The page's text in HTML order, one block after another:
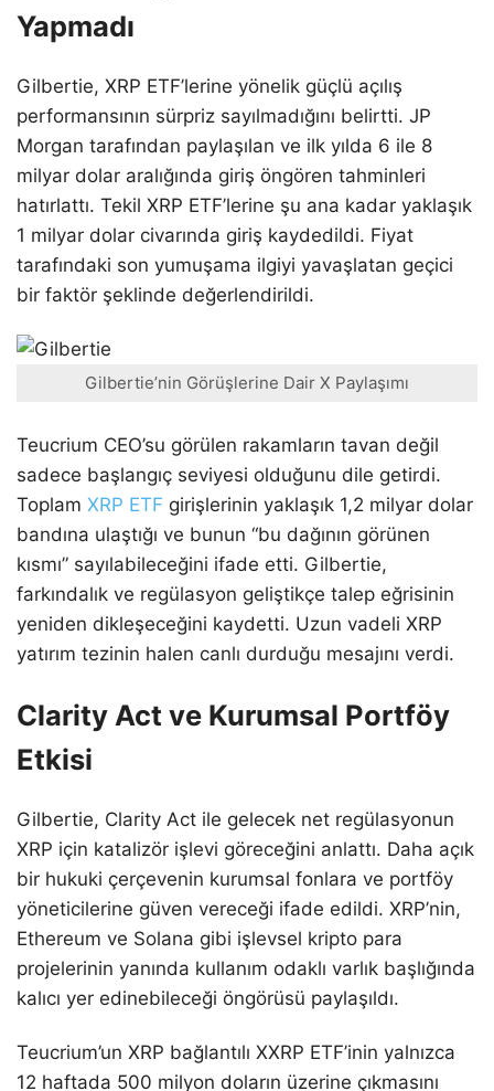
Yapmadı
Gilbertie, XRP ETF’lerine yönelik güçlü açılış
performansının sürpriz sayılmadığını belirtti. JP
Morgan tarafından paylaşılan ve ilk yılda 6 ile 8
milyar dolar aralığında giriş öngören tahminleri
hatırlattı. Tekil XRP ETF’lerine şu ana kadar yaklaşık
1 milyar dolar civarında giriş kaydedildi. Fiyat
tarafındaki son yumuşama ilgiyi yavaşlatan geçici
bir faktör şeklinde değerlendirildi.
Gilbertie’nin Görüşlerine Dair X Paylaşımı
Teucrium CEO’su görülen rakamların tavan değil
sadece başlangıç seviyesi olduğunu dile getirdi.
Toplam XRP ETF girişlerinin yaklaşık 1,2 milyar dolar
bandına ulaştığı ve bunun “bu dağının görünen
kısmı” sayılabileceğini ifade etti. Gilbertie,
farkındalık ve regülasyon geliştikçe talep eğrisinin
yeniden dikleşeceğini kaydetti. Uzun vadeli XRP
yatırım tezinin halen canlı durduğu mesajını verdi.
Clarity Act ve Kurumsal Portföy
Etkisi
Gilbertie, Clarity Act ile gelecek net regülasyonun
XRP için katalizör işlevi göreceğini anlattı. Daha açık
bir hukuki çerçevenin kurumsal fonlara ve portföy
yöneticilerine güven vereceği ifade edildi. XRP’nin,
Ethereum ve Solana gibi işlevsel kripto para
projelerinin yanında kullanım odaklı varlık başlığında
kalıcı yer edinebileceği öngörüsü paylaşıldı.
Teucrium’un XRP bağlantılı XXRP ETF’inin yalnızca
12 haftada 500 milyon doların üzerine çıkmasını